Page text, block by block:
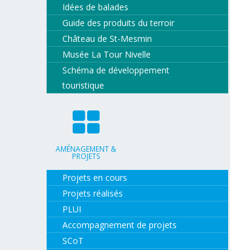
Idées de balades
Guide des produits du terroir
Château de St-Mesmin
Musée La Tour Nivelle
Schéma de développement
touristique
AMÉNAGEMENT &
PROJETS
Projets en cours
Projets réalisés
PLUI
Accompagnement de projets
SCoT